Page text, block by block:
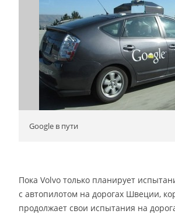
Google в пути
Пока Volvo только планирует
с автопилотом на дорогах Швеции,
продолжает свои испытания на